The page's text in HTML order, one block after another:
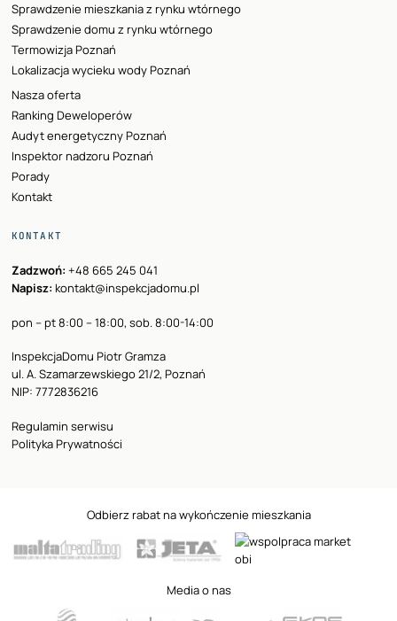
Sprawdzenie mieszkania z rynku wtórnego
Sprawdzenie domu z rynku wtórnego
Termowizja Poznań
Lokalizacja wycieku wody Poznań
Nasza oferta
Ranking Deweloperów
Audyt energetyczny Poznań
Inspektor nadzoru Poznań
Porady
Kontakt
KONTAKT
Zadzwoń: +48 665 245 041
Napisz: kontakt@inspekcjadomu.pl
pon – pt 8:00 – 18:00, sob. 8:00-14:00
InspekcjaDomu Piotr Gramza
ul. A. Szamarzewskiego 21/2, Poznań
NIP: 7772836216
Regulamin serwisu
Polityka Prywatności
Odbierz rabat na wykończenie mieszkania
Media o nas